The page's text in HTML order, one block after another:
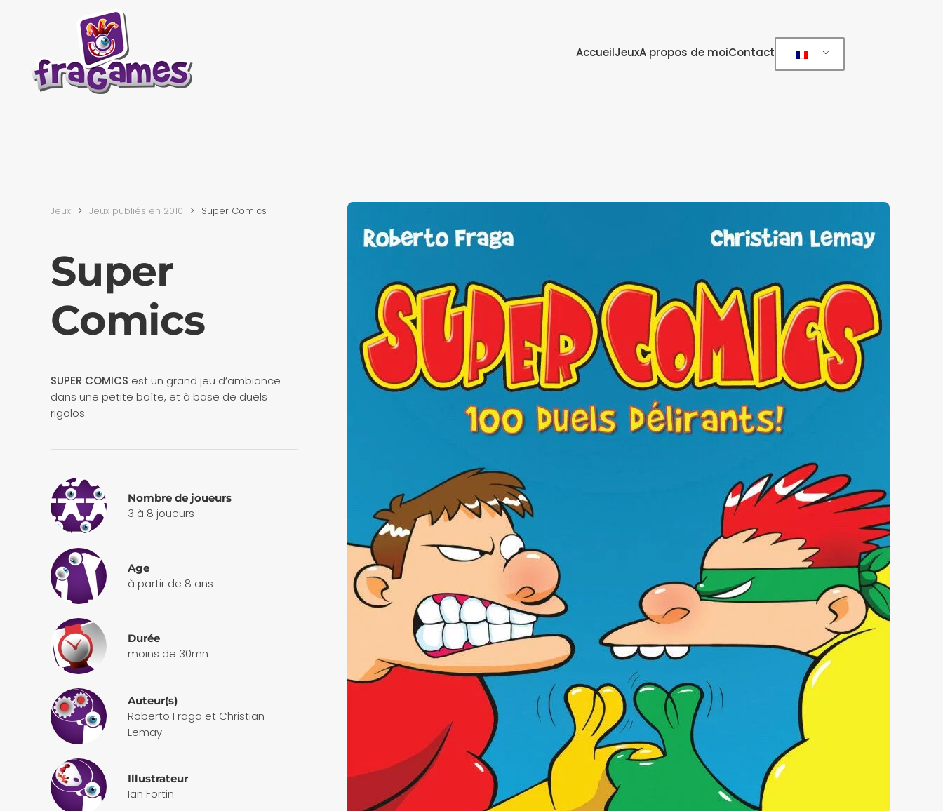
Skip to main content
AccueilJeuxA propos de moiContact
Jeux Jeux publiés en 2010 Super Comics
Super
Comics
SUPER COMICS est un grand jeu d’ambiance
dans une petite boîte, et à base de duels
rigolos.
Nombre de joueurs
3 à 8 joueurs
Age
à partir de 8 ans
Durée
moins de 30mn
Auteur(s)
Roberto Fraga et Christian
Lemay
Illustrateur
Ian Fortin